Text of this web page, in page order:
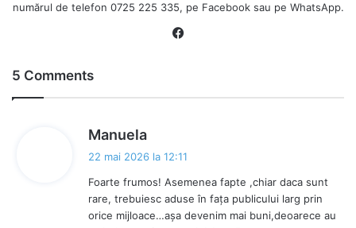
numărul de telefon 0725 225 335, pe Facebook sau pe WhatsApp.
5 Comments
Manuela
n
e
:
22 mai 2026 la 12:11
Foarte frumos! Asemenea fapte ,chiar daca sunt
rare, trebuiesc aduse în fața publicului larg prin
orice mijloace…așa devenim mai buni,deoarece au